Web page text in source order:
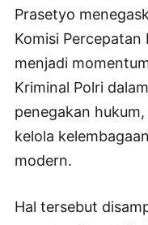
Prasetyo
Komisi Percepatan
menjadi
Kriminal Polri
penegakan
kelola
modern.
Hal tersebut